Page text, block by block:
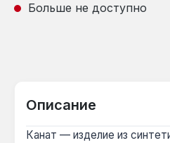
Больше не доступно
Описание
Канат — изделие из